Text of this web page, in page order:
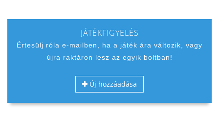
JÁTÉKFIGYELÉS
Értesülj róla e-mailben, ha a játék ára változik, vagy
újra raktáron lesz az egyik boltban!
Új hozzáadása